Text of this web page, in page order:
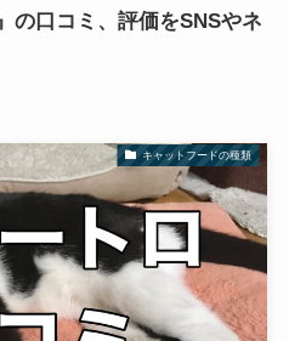
の口コミ、評価をSNSやネ
キャットフードの種類